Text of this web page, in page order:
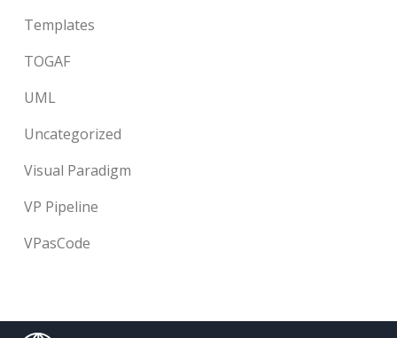
Templates
TOGAF
UML
Uncategorized
Visual Paradigm
VP Pipeline
VPasCode